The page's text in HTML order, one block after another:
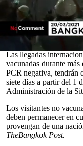
seconds
seconds
La nación del sureste
cuarentena para los
un aislamiento más
vacunados.
Las llegadas
vacunadas durante
PCR negativa, tendrán
siete días a partir del 1
Administración de la
Los visitantes no
deben permanecer en
provengan de una
TheBangkok Post.